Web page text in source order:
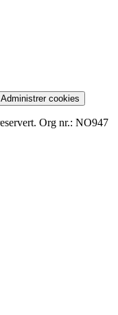
Administrer cookies
Org nr.: NO947